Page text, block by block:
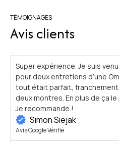
TÉMOIGNAGES
Avis clients
Super expérience. Je suis
pour deux entretiens d’une
tout était parfait, franchement
deux montres. En plus de ça
Je recommande !
Simon Siejak
Avis Google Vérifié